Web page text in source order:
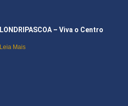
LONDRIPASCOA – Viva o Centro
Leia Mais